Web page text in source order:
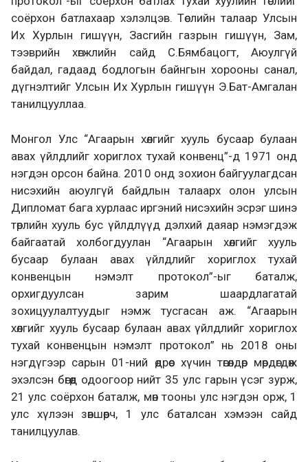
соёрхон батлахаар хэлэлцэв. Төслийн талаар Улсын
Их Хурлын гишүүн, Засгийн газрын гишүүн, Зам,
тээврийн хөгжлийн сайд С.Бямбацогт, Аюулгүй
байдал, гадаад бодлогын байнгын хорооны санал,
дүгнэлтийг Улсын Их Хурлын гишүүн Э.Бат-Амгалан
танилцууллаа.
Монгол Улс “Агаарын хөлгийг хууль бусаар булаан
авах үйлдлийг хориглох тухай конвенц”-д 1971 онд
нэгдэн орсон байна. 2010 онд зохион байгуулагдсан
нисэхийн аюулгүй байдлын талаарх олон улсын
Дипломат бага хурлаас иргэний нисэхийн эсрэг шинэ
төрлийн хууль бус үйлдлүүд дэлхий даяар нэмэгдэж
байгаатай холбогдуулан “Агаарын хөлгийг хууль
бусаар булаан авах үйлдлийг хориглох тухай
конвенцын нэмэлт протокол”-ыг баталж,
орхигдуулсан зарим шаардлагатай
зохицуулалтуудыг нэмж тусгасан аж. “Агаарын
хөлгийг хууль бусаар булаан авах үйлдлийг хориглох
тухай конвенцын нэмэлт протокол” нь 2018 оны
нэгдүгээр сарын 01-ний өдрөөс хүчин төгөлдөр мөрдөгдөж
эхэлсэн бөгөөд одоогоор нийт 35 улс гарын үсэг зурж,
21 улс соёрхон баталж, мөн тооны улс нэгдэн орж, 1
улс хүлээн зөвшөөрч, 1 улс баталсан хэмээн сайд
танилцуулав.